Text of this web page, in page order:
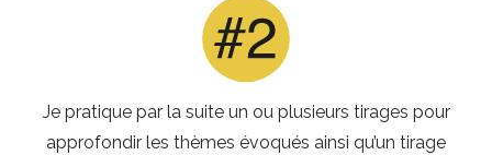
Je pratique par la suite un ou plusieurs tirages pour
approfondir les thèmes évoqués ainsi qu’un tirage